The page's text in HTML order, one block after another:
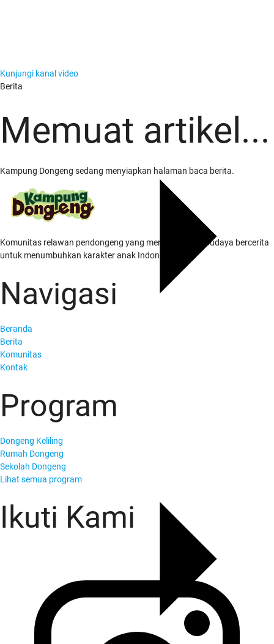
Berita
Tentang Kami
Kunjungi kanal video
Berita
Memuat artikel...
Kampung Dongeng sedang menyiapkan halaman baca berita.
Komunitas relawan pendongeng yang menghidupkan budaya bercerita
untuk menumbuhkan karakter anak Indonesia.
Navigasi
Beranda
Berita
Komunitas
Kontak
Program
Dongeng Keliling
Rumah Dongeng
Sekolah Dongeng
Lihat semua program
Ikuti Kami